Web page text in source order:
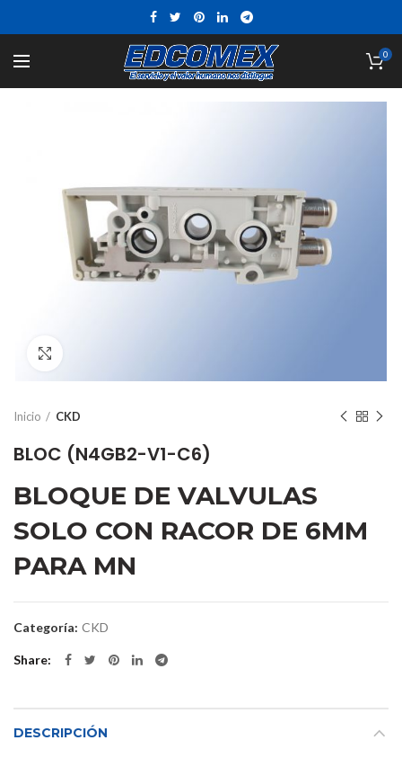
0
Inicio CKD
BLOC (N4GB2-V1-C6)
BLOQUE DE VALVULAS
SOLO CON RACOR DE 6MM
PARA MN
Categoría: CKD
Share
DESCRIPCIÓN